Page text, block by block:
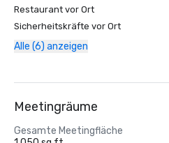
Restaurant vor Ort
Sicherheitskräfte vor Ort
Alle (6) anzeigen
Meetingräume
Gesamte Meetingfläche